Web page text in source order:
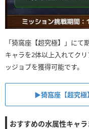
「猗窩座【超究極】」に
キャラを2体以上入れてク
ッジョブを獲得可能です。
▶︎猗窩座【超究極
おすすめの水属性キャ